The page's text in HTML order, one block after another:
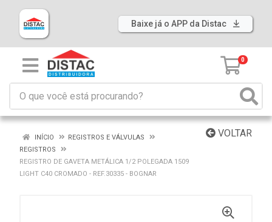
Baixe já o APP da Distac
0
VOLTAR
INÍCIO
REGISTROS E VÁLVULAS
REGISTROS
REGISTRO DE GAVETA METÁLICA 1/2 POLEGADA 1509
LIGHT C40 CROMADO - REF.30335 - BOGNAR